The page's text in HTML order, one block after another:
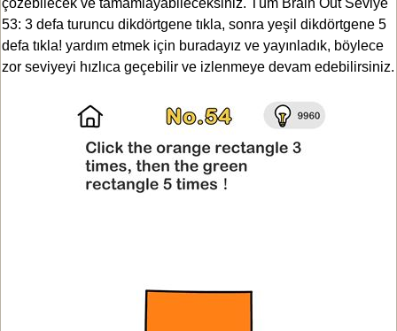
çözebilecek ve tamamlayabileceksiniz. Tüm Brain Out Seviye
53: 3 defa turuncu dikdörtgene tıkla, sonra yeşil dikdörtgene 5
defa tıkla! yardım etmek için buradayız ve yayınladık, böylece
zor seviyeyi hızlıca geçebilir ve izlenmeye devam edebilirsiniz.